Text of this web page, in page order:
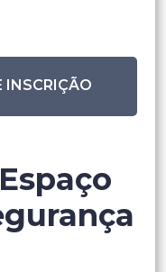
INSCRIÇÃO